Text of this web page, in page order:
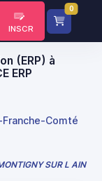
INSCR
0
(ERP) à
ERP
Comté
SUR L AIN